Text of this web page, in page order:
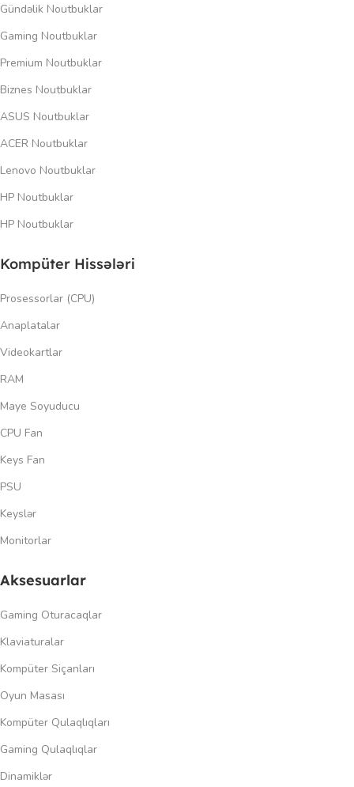
Gündəlik Noutbuklar
Gaming Noutbuklar
Premium Noutbuklar
Biznes Noutbuklar
ASUS Noutbuklar
ACER Noutbuklar
Lenovo Noutbuklar
HP Noutbuklar
HP Noutbuklar
Kompüter Hissələri
Prosessorlar (CPU)
Anaplatalar
Videokartlar
RAM
Maye Soyuducu
CPU Fan
Keys Fan
PSU
Keyslər
Monitorlar
Aksesuarlar
Gaming Oturacaqlar
Klaviaturalar
Kompüter Siçanları
Oyun Masası
Kompüter Qulaqlıqları
Gaming Qulaqlıqlar
Dinamiklər